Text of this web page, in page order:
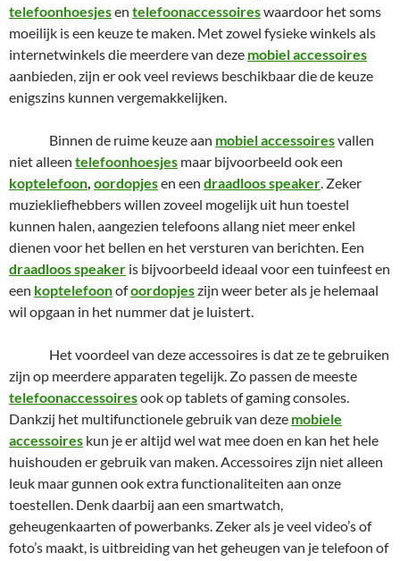
telefoonhoesjesen telefoonaccessoireswaardoor het soms
moeilijk is een keuze te maken. Met zowel fysieke winkels als
internetwinkels die meerdere van deze mobiel accessoires
aanbieden, zijn er ook veel reviews beschikbaar die de keuze
enigszins kunnen vergemakkelijken.
Binnen de ruime keuze aan mobiel accessoiresvallen
niet alleen telefoonhoesjes maar bijvoorbeeld ook een
koptelefoon, oordopjesen een draadloos speaker. Zeker
muziekliefhebbers willen zoveel mogelijk uit hun toestel
kunnen halen, aangezien telefoons allang niet meer enkel
dienen voor het bellen en het versturen van berichten. Een
draadloos speaker is bijvoorbeeld ideaal voor een tuinfeest en
een koptelefoonofoordopjeszijn weer beter als je helemaal
wil opgaan in het nummer dat je luistert.
Het voordeel van deze accessoires is dat ze te gebruiken
zijn op meerdere apparaten tegelijk. Zo passen de meeste
telefoonaccessoiresook op tablets of gaming consoles.
Dankzij het multifunctionele gebruik van deze mobiele
accessoires kun je er altijd wel wat mee doen en kan het hele
huishouden er gebruik van maken. Accessoires zijn niet alleen
leuk maar gunnen ook extra functionaliteiten aan onze
toestellen. Denk daarbij aan een smartwatch,
geheugenkaarten of powerbanks. Zeker als je veel video’s of
foto’s maakt, is uitbreiding van het geheugen van je telefoon of